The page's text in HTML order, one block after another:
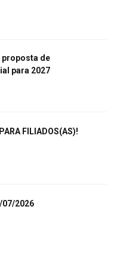
proposta de
para 2027
FILIADOS(AS)!
07/2026